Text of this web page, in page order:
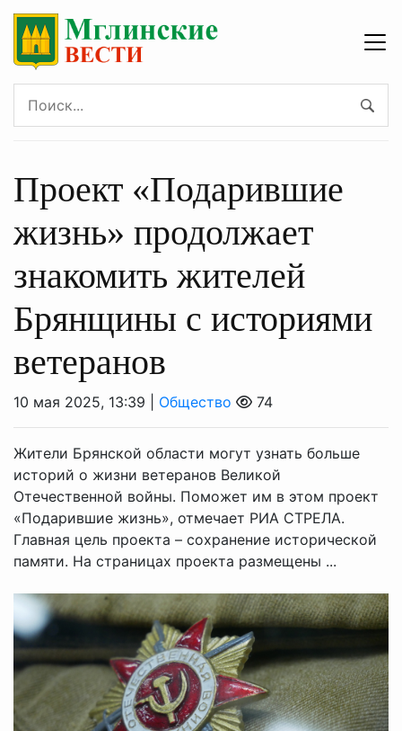
Проект «Подарившие
жизнь» продолжает
знакомить жителей
Брянщины с историями
ветеранов
10 мая 2025, 13:39 | Общество 74
Жители Брянской области могут узнать больше
историй о жизни ветеранов Великой
Отечественной войны. Поможет им в этом проект
«Подарившие жизнь», отмечает РИА СТРЕЛА.
Главная цель проекта – сохранение исторической
памяти. На страницах проекта размещены ...